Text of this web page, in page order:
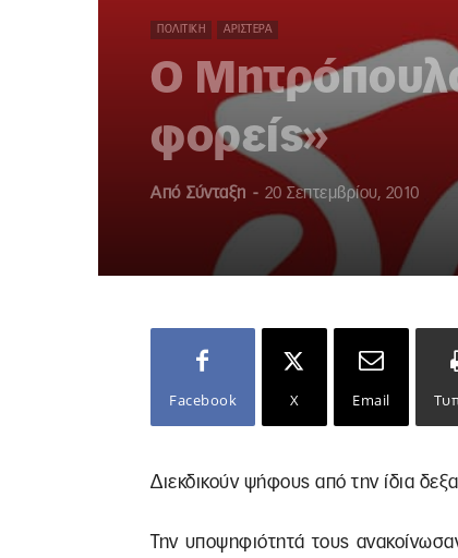
ΠΟΛΙΤΙΚΉ ΑΡΙΣΤΕΡΆ
Ο
φορείς»
Από Σύνταξη - 20 Σεπτεμβρίου, 2010
Facebook X Email
Διεκδικούν ψήφους από την ίδια
Την υποψηφιότητά τους